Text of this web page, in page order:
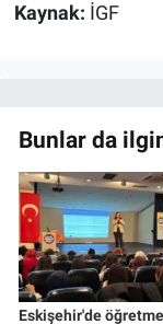
Kaynak: İGF
Bunlar da
Eskişehir'de